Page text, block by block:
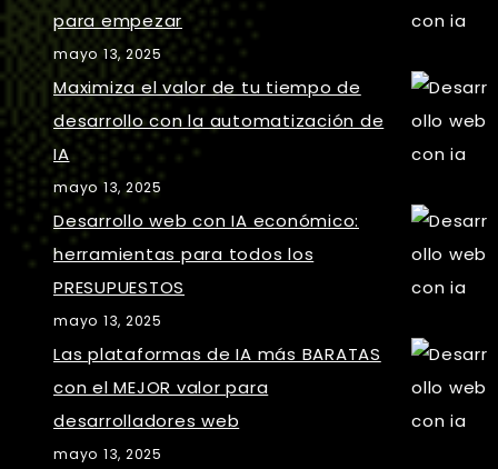
para empezar
mayo 13, 2025
Maximiza el valor de tu tiempo de
desarrollo con la automatización de
IA
mayo 13, 2025
Desarrollo web con IA económico:
herramientas para todos los
PRESUPUESTOS
mayo 13, 2025
Las plataformas de IA más BARATAS
con el MEJOR valor para
desarrolladores web
mayo 13, 2025